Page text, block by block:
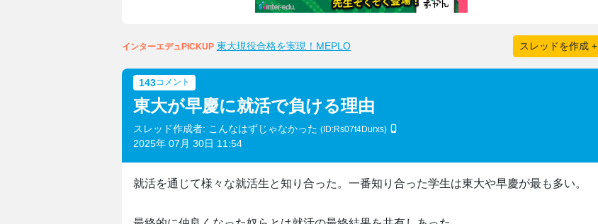
インターエデュPICKUP 東大現役合格を実現！MEPLO スレッドを作成 +
143コメント
東大が早慶に就活で負ける理由
スレッド作成者: こんなはずじゃなかった (ID:Rs07t4Durxs)
2025年 07月 30日 11:54
就活を通じて様々な就活生と知り合った。一番知り合った学生は東大や早慶が最も多い。